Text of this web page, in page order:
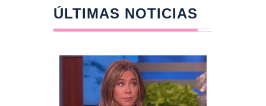
ÚLTIMAS NOTICIAS